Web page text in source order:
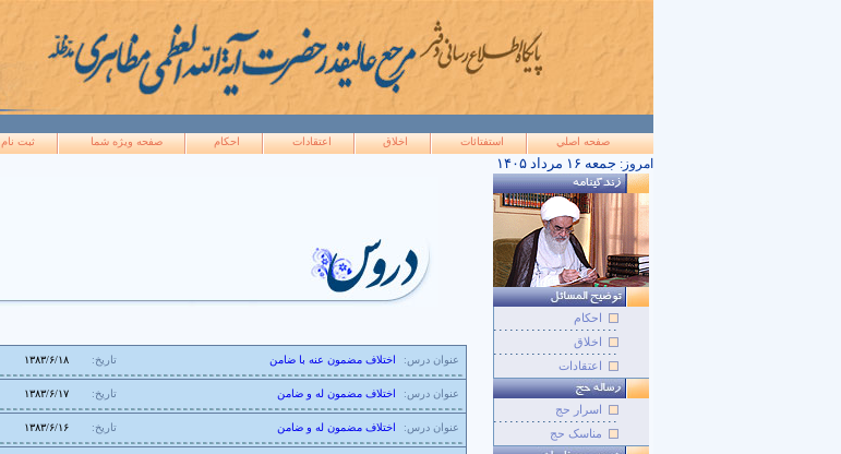
صفحه اصلي استفتائات اخلاق اعتقادات احکام صفحه ويژه شما ثبت نام
امروز: ۱۴۰۵ جمعه ۱۶ مرداد
عنوان درس: اختلاف مضمون عنه با ضامن تاریخ: ۱۳۸۳/۶/۱۸
عنوان درس: اختلاف مضمون له و ضامن تاریخ: ۱۳۸۳/۶/۱۷
عنوان درس: اختلاف مضمون له و ضامن تاریخ: ۱۳۸۳/۶/۱۶
احکام
اخلاق
اعتقادات
اسرار حج
مناسک حج